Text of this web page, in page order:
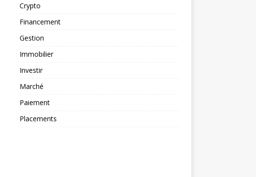
Crypto
Financement
Gestion
Immobilier
Investir
Marché
Paiement
Placements